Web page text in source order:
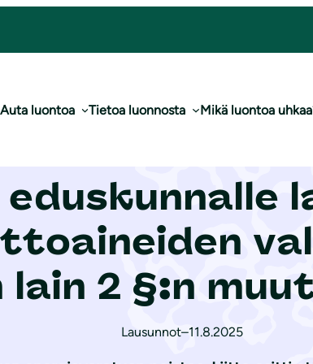
Auta luontoa Tietoa luonnosta Mikä luontoa
ja eräiden polttoaineiden valmisteverosta annetun lain 2 §:n muuttamisesta
lain 2 §:n
Lausunnot–11.8.2025